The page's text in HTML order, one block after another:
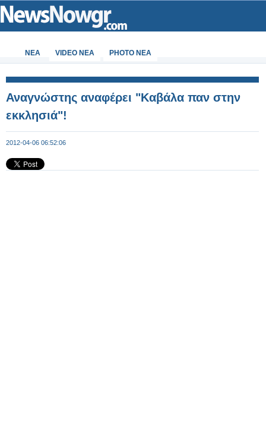
ΝΕΑ VIDEO NEA PHOTO NEA
Αναγνώστης αναφέρει "Καβάλα παν στην
εκκλησιά"!
2012-04-06 06:52:06